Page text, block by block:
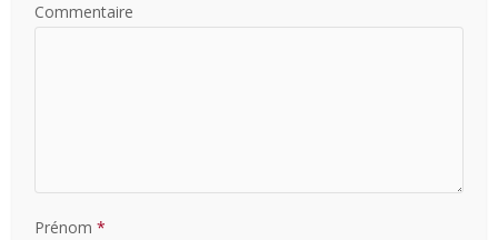
Commentaire
Prénom *